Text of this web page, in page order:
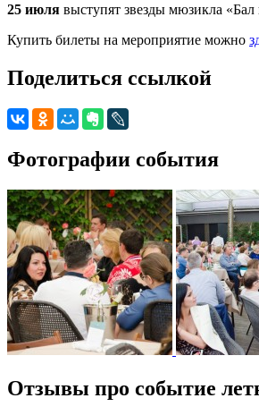
25 июля выступят звезды мюзикла
Купить билеты на мероприятие можно
Поделиться ссылкой
Фотографии события
Отзывы про событие